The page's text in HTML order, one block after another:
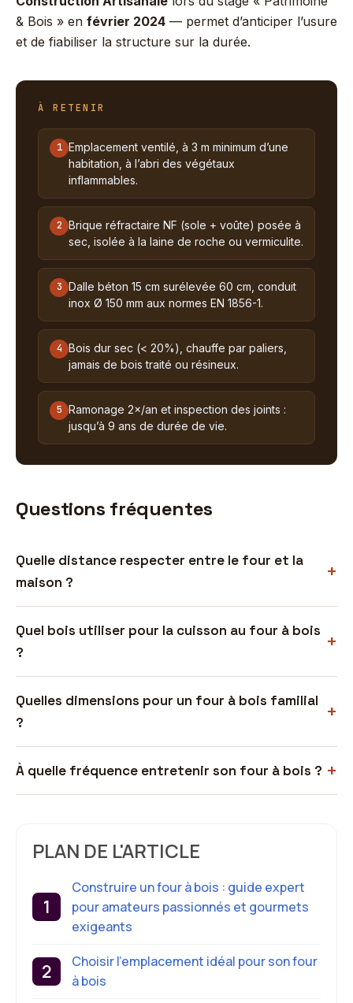
& Bois » en février 2024 — permet d’anticiper l’usure
et de fiabiliser la structure sur la durée.
À RETENIR
1 Emplacement ventilé, à 3 m minimum d’une
habitation, à l’abri des végétaux
inflammables.
2 Brique réfractaire NF (sole + voûte) posée à
sec, isolée à la laine de roche ou vermiculite.
3 Dalle béton 15 cm surélevée 60 cm, conduit
inox Ø 150 mm aux normes EN 1856-1.
4 Bois dur sec (< 20%), chauffe par paliers,
jamais de bois traité ou résineux.
5 Ramonage 2×/an et inspection des joints :
jusqu’à 9 ans de durée de vie.
Questions fréquentes
Quelle distance respecter entre le four et la
maison ?
Quel bois utiliser pour la cuisson au four à bois
?
Quelles dimensions pour un four à bois familial
?
À quelle fréquence entretenir son four à bois ?
PLAN DE L'ARTICLE
Construire un four à bois : guide expert
pour amateurs passionnés et gourmets
exigeants
Choisir l’emplacement idéal pour son four
à bois